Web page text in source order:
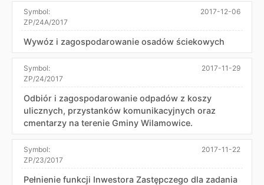
Symbol:
ZP/24A/2017
2017-12-06
Wywóz i zagospodarowanie osadów ściekowych
Symbol:
ZP/24/2017
2017-11-29
Odbiór i zagospodarowanie odpadów z koszy
ulicznych, przystanków komunikacyjnych oraz
cmentarzy na terenie Gminy Wilamowice.
Symbol:
ZP/23/2017
2017-11-22
Pełnienie funkcji Inwestora Zastępczego dla zadania